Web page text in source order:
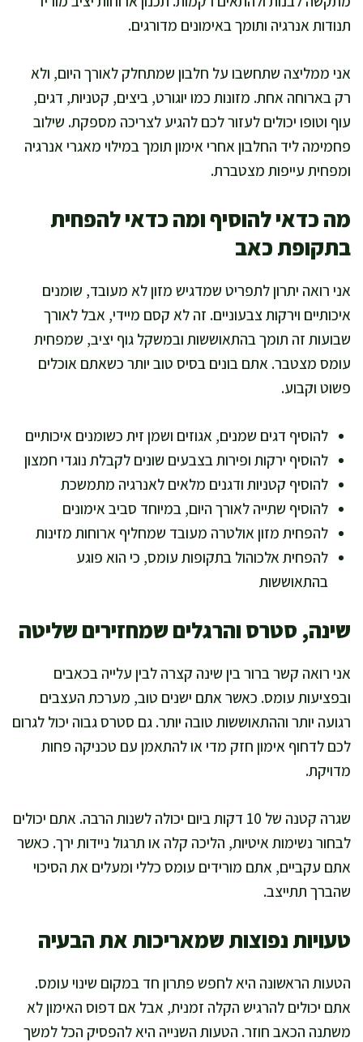
תנודות אנרגיה ותומך באימונים מדורגים.
אני ממליצה שתחשבו על חלבון שמתחלק לאורך היום, ולא
רק בארוחה אחת. מזונות כמו יוגורט, ביצים, קטניות, דגים,
עוף וטופו יכולים לעזור לכם להגיע לצריכה מספקת. שילוב
פחמימה ליד החלבון אחרי אימון תומך במילוי מאגרי אנרגיה
ומפחית עייפות מצטברת.
מה כדאי להוסיף ומה כדאי להפחית
בתקופת כאב
אני רואה יתרון לתפריט שמדגיש מזון לא מעובד, שומנים
איכותיים וירקות צבעוניים. זה לא קסם מיידי, אבל לאורך
שבועות זה תומך בהתאוששות ובמשקל גוף יציב, שמפחית
עומס מצטבר. אתם בונים בסיס טוב יותר כשאתם אוכלים
פשוט וקבוע.
להוסיף דגים שמנים, אגוזים ושמן זית כשומנים איכותיים
להוסיף ירקות ופירות בצבעים שונים לקבלת נוגדי חמצון
להוסיף קטניות ודגנים מלאים לאנרגיה מתמשכת
להוסיף שתייה לאורך היום, במיוחד סביב אימונים
להפחית מזון אולטרה מעובד שמחליף ארוחות מזינות
להפחית אלכוהול בתקופות עומס, כי הוא פוגע
בהתאוששות
שינה, סטרס והרגלים שמחזירים שליטה
אני רואה קשר ברור בין שינה קצרה לבין עלייה בכאבים
ובפציעות עומס. כאשר אתם ישנים טוב, מערכת העצבים
רגועה יותר וההתאוששות טובה יותר. גם סטרס גבוה יכול לגרום
לכם לדחוף אימון חזק מדי או להתאמן עם טכניקה פחות
מדויקת.
שגרה קטנה של 10 דקות ביום יכולה לשנות הרבה. אתם יכולים
לבחור נשימות איטיות, הליכה קלה או תרגול ניידות ירך. כאשר
אתם עקביים, אתם מורידים עומס כללי ומעלים את הסיכוי
שהברך תתייצב.
טעויות נפוצות שמאריכות את הבעיה
הטעות הראשונה היא לחפש פתרון חד במקום שינוי עומס.
אתם יכולים להרגיש הקלה זמנית, אבל אם דפוס האימון לא
משתנה הכאב חוזר. הטעות השנייה היא להפסיק הכל למשך